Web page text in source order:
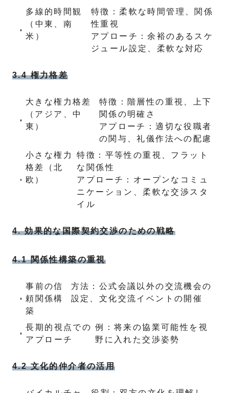
多線的時間観
（中東、南
米）
特徴：柔軟な時間管理、関係
性重視
アプローチ：余裕のあるスケ
ジュール設定、柔軟な対応
3.4 権力格差
大きな権力格差
（アジア、中
東）
特徴：階層性の重視、上下
関係の明確さ
アプローチ：適切な役職者
の関与、礼儀作法への配慮
小さな権力
格差（北
欧）
特徴：平等性の重視、フラット
な関係性
アプローチ：オープンなコミュ
ニケーション、柔軟な交渉スタ
イル
4. 効果的な国際契約交渉のための戦略
4.1 関係性構築の重視
事前の信
頼関係構
築
方法：公式会議以外の交流機会の
設定、文化交流イベントの開催
長期的視点での
アプローチ
例：将来の協業可能性を視
野に入れた交渉姿勢
4.2 文化的仲介者の活用